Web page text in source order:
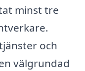
minst tre
och
välgrundad